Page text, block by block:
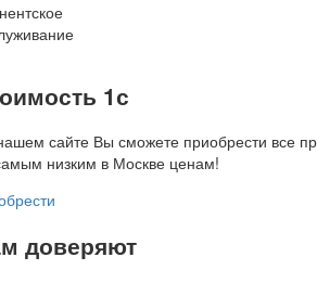
1с
сайте Вы сможете приобрести все
низким в Москве ценам!
доверяют